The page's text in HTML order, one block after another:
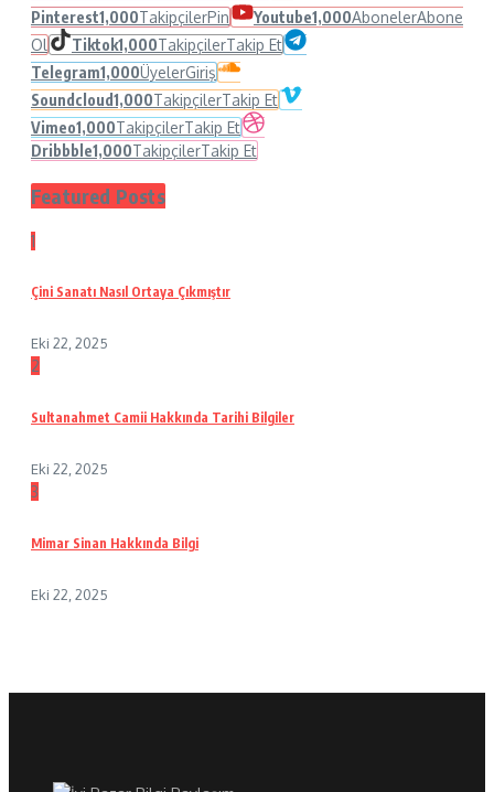
Pinterest1,000TakipçilerPin Youtube1,000AbonelerAbone
Ol
Tiktok1,000TakipçilerTakip Et
Telegram1,000ÜyelerGiriş
Soundcloud1,000TakipçilerTakip Et
Vimeo1,000TakipçilerTakip Et
Dribbble1,000TakipçilerTakip Et
Featured Posts
1
Çini Sanatı Nasıl Ortaya Çıkmıştır
Eki 22, 2025
2
Sultanahmet Camii Hakkında Tarihi Bilgiler
Eki 22, 2025
3
Mimar Sinan Hakkında Bilgi
Eki 22, 2025